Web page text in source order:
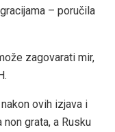
– poručila
zagovarati mir,
ovih izjava i
grata, a Rusku